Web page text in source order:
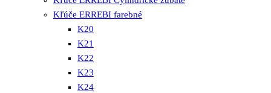
Kľúče ERREBI farebné
K20
K21
K22
K23
K24